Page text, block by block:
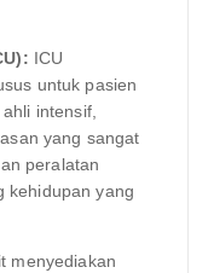
ICU
untuk pasien
intensif,
yang sangat
peralatan
kehidupan yang
menyediakan